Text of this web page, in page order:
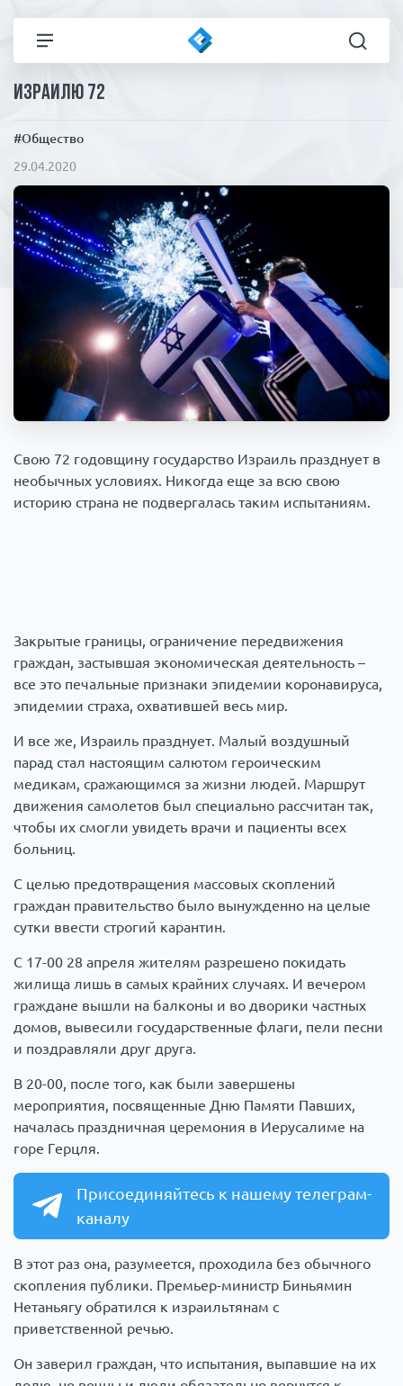
Все новости
Политика
Экономика
Общество
Коронавирус
Происшествия
Армия
Пресса
Статьи
ЧП И КРИМИНАЛ
1000 мелочей
Израилю 72
#Общество
29.04.2020
Свою 72 годовщину государство Израиль празднует в
необычных условиях. Никогда еще за всю свою
историю страна не подвергалась таким испытаниям.
Закрытые границы, ограничение передвижения
граждан, застывшая экономическая деятельность –
все это печальные признаки эпидемии коронавируса,
эпидемии страха, охватившей весь мир.
И все же, Израиль празднует. Малый воздушный
парад стал настоящим салютом героическим
медикам, сражающимся за жизни людей. Маршрут
движения самолетов был специально рассчитан так,
чтобы их смогли увидеть врачи и пациенты всех
больниц.
С целью предотвращения массовых скоплений
граждан правительство было вынужденно на целые
сутки ввести строгий карантин.
С 17-00 28 апреля жителям разрешено покидать
жилища лишь в самых крайних случаях. И вечером
граждане вышли на балконы и во дворики частных
домов, вывесили государственные флаги, пели песни
и поздравляли друг друга.
В 20-00, после того, как были завершены
мероприятия, посвященные Дню Памяти Павших,
началась праздничная церемония в Иерусалиме на
горе Герцля.
Присоединяйтесь к нашему телеграм-
каналу
В этот раз она, разумеется, проходила без обычного
скопления публики. Премьер-министр Биньямин
Нетаньягу обратился к израильтянам с
приветственной речью.
Он заверил граждан, что испытания, выпавшие на их